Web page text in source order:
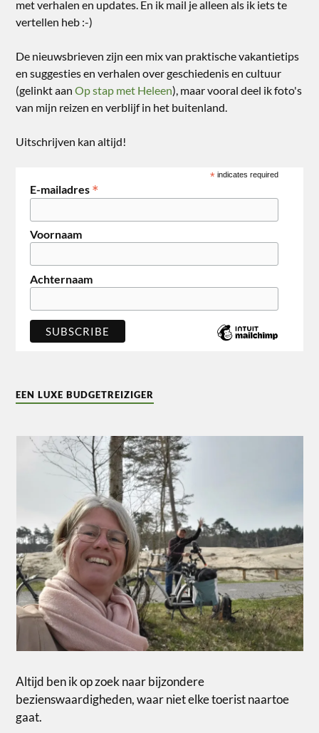
met verhalen en updates. En ik mail je alleen als ik iets te
vertellen heb :-)
De nieuwsbrieven zijn een mix van praktische vakantietips
en suggesties en verhalen over geschiedenis en cultuur
(gelinkt aanOp stap met Heleen), maar vooral deel ik foto's
van mijn reizen en verblijf in het buitenland.
Uitschrijven kan altijd!
* indicates required
E-mailadres *
Voornaam
Achternaam
EEN LUXE BUDGETREIZIGER
Altijd ben ik op zoek naar bijzondere
bezienswaardigheden, waar niet elke toerist naartoe
gaat.